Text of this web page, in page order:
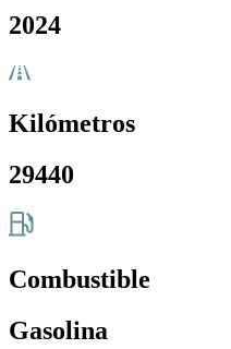
2024
Kilómetros
29440
Combustible
Gasolina